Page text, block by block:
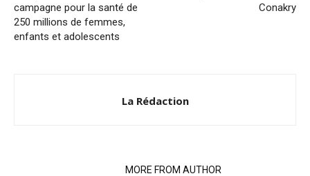
campagne pour la santé de
250 millions de femmes,
enfants et adolescents
Conakry
La Rédaction
MORE FROM AUTHOR